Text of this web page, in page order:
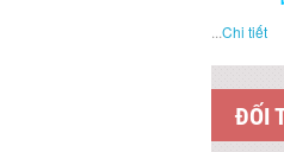
...Chi tiết
ĐỐI